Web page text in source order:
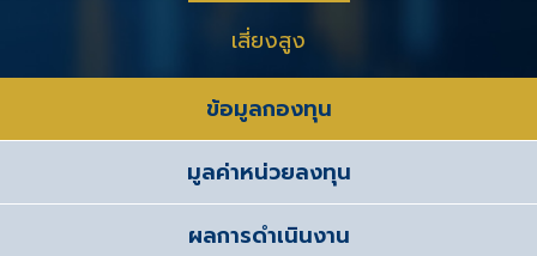
เสี่ยงสูง
ข้อมูลกองทุน
มูลค่าหน่วยลงทุน
ผลการดำเนินงาน